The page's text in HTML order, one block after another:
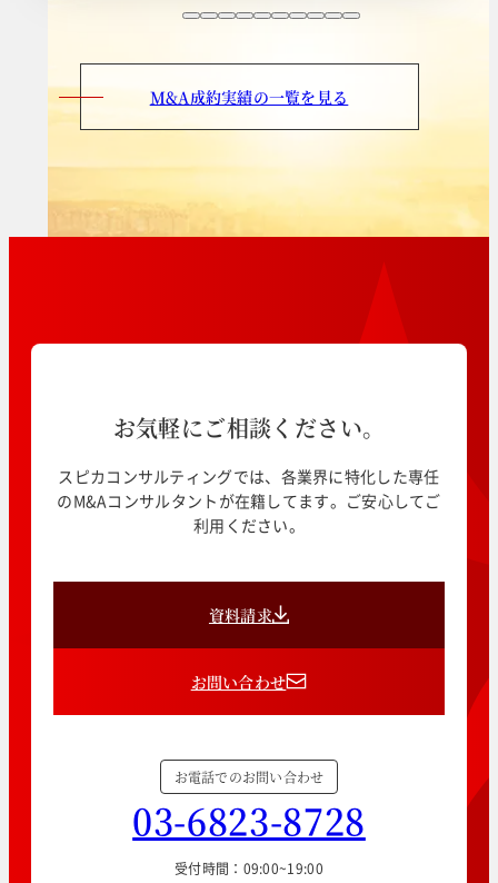
M&A成約実績の一覧を見る
お気軽にご相談ください。
スピカコンサルティングでは、各業界に特化した専任
のM&Aコンサルタントが在籍してます。ご安心してご
利用ください。
資料請求
お問い合わせ
お電話でのお問い合わせ
03-6823-8728
受付時間：09:00~19:00